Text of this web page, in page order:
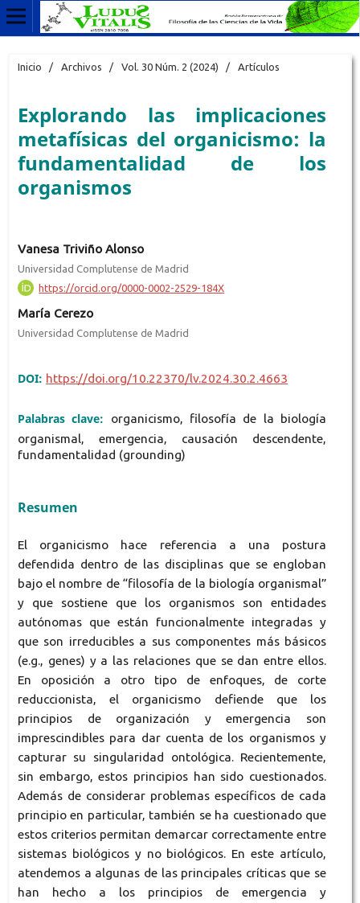
Inicio / Archivos / Vol. 30 Núm. 2 (2024) / Artículos
Explorando las implicaciones
metafísicas del organicismo: la
fundamentalidad de los
organismos
Vanesa Triviño Alonso
Universidad Complutense de Madrid
https://orcid.org/0000-0002-2529-184X
María Cerezo
Universidad Complutense de Madrid
DOI: https://doi.org/10.22370/lv.2024.30.2.4663
Palabras clave:
organicismo, filosofía de la biología
organismal, emergencia, causación descendente,
fundamentalidad (grounding)
Resumen
El organicismo hace referencia a una postura
defendida dentro de las disciplinas que se engloban
bajo el nombre de “filosofía de la biología organismal”
y que sostiene que los organismos son entidades
autónomas que están funcionalmente integradas y
que son irreducibles a sus componentes más básicos
(e.g., genes) y a las relaciones que se dan entre ellos.
En oposición a otro tipo de enfoques, de corte
reduccionista, el organicismo defiende que los
principios de organización y emergencia son
imprescindibles para dar cuenta de los organismos y
capturar su singularidad ontológica. Recientemente,
sin embargo, estos principios han sido cuestionados.
Además de considerar problemas específicos de cada
principio en particular, también se ha cuestionado que
estos criterios permitan demarcar correctamente entre
sistemas biológicos y no biológicos. En este artículo,
atendemos a algunas de las principales críticas que se
han hecho a los principios de emergencia y